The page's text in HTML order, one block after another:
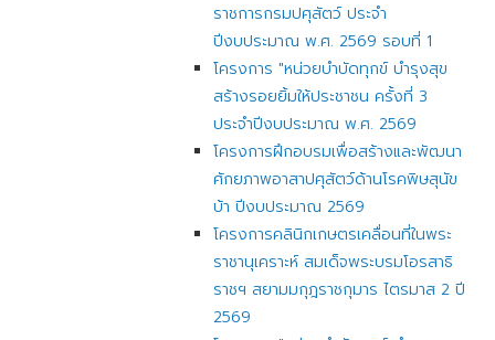
ราชการกรมปศุสัตว์ ประจำ
ปีงบประมาณ พ.ศ. 2569 รอบที่ 1
โครงการ "หน่วยบำบัดทุกข์ บำรุงสุข
สร้างรอยยิ้มให้ประชาชน ครั้งที่ 3
ประจำปีงบประมาณ พ.ศ. 2569
โครงการฝึกอบรมเพื่อสร้างและพัฒนา
ศักยภาพอาสาปศุสัตว์ด้านโรคพิษสุนัข
บ้า ปีงบประมาณ 2569
โครงการคลินิกเกษตรเคลื่อนที่ในพระ
ราชานุเคราะห์ สมเด็จพระบรมโอรสาธิ
ราชฯ สยามมกุฎราชกุมาร ไตรมาส 2 ปี
2569